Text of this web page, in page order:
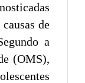
de
a
(OMS),